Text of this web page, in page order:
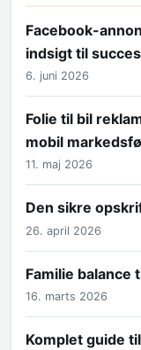
Facebook-
indsigt til succes
6. juni 2026
Folie til bil
mobil
11. maj 2026
Den sikre
26. april 2026
Familie balance
16. marts 2026
Komplet guide